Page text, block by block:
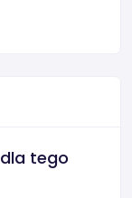
tego